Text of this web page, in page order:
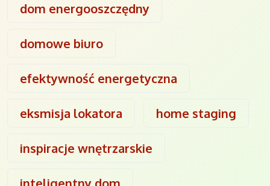
dom energooszczędny
domowe biuro
efektywność energetyczna
eksmisja lokatora home staging
inspiracje wnętrzarskie